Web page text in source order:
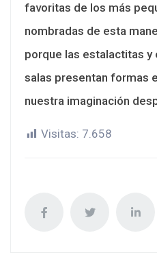
favoritas de los más
nombradas de esta
porque las estalactitas
salas presentan formas
nuestra imaginación
Visitas: 7.658